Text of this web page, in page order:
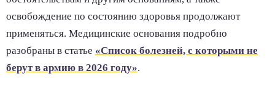
освобождение по состоянию здоровья продолжают
применяться. Медицинские основания подробно
разобраны в статье «Список болезней, с которыми не
берут в армию в 2026 году».